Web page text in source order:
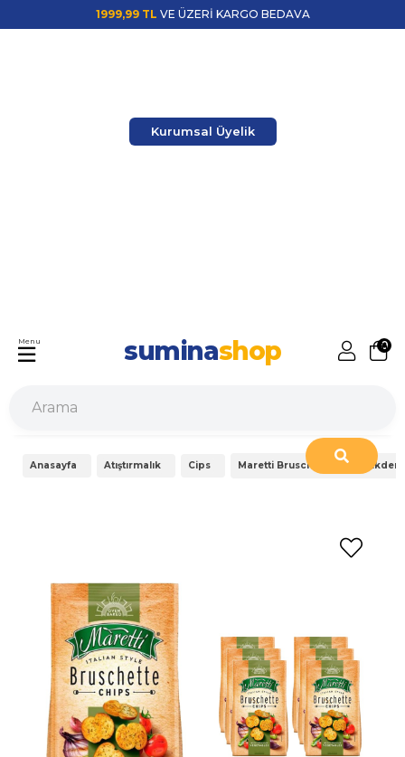
1999,99 TL VE ÜZERİ KARGO BEDAVA
suminashop 0
Menu
Kurumsal Üyelik
Anasayfa Atıştırmalık Cips Maretti Bruschette Chips